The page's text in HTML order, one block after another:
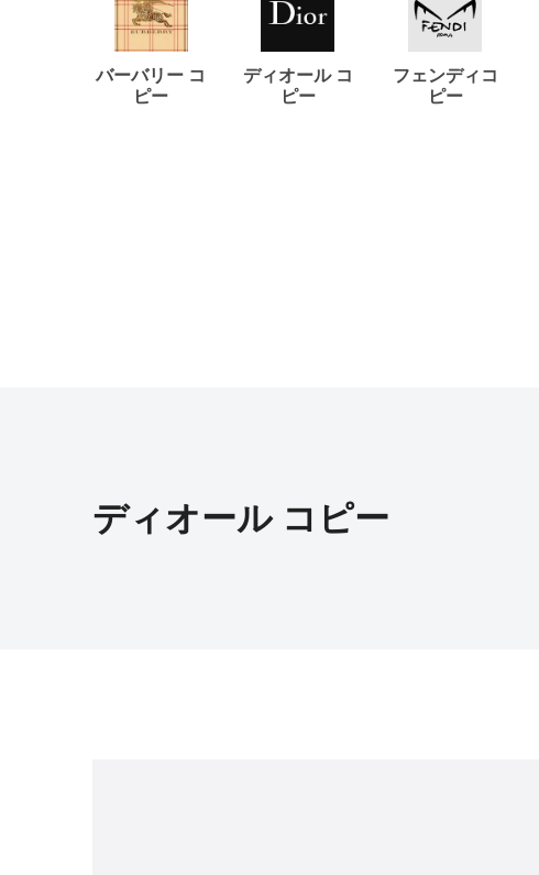
バーバリー コ
ピー
ディオール コ
ピー
フェンディコ
ピー
ディオール コピー